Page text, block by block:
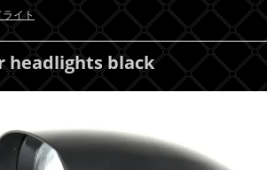
イト
headlights black